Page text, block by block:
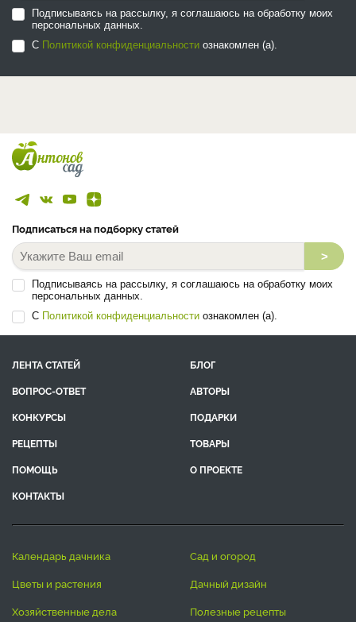
Подписываясь на рассылку, я соглашаюсь на обработку моих
персональных данных.
С Политикой конфиденциальности ознакомлен (а).
Подписаться на подборку статей
>
Подписываясь на рассылку, я соглашаюсь на обработку моих
персональных данных.
С Политикой конфиденциальности ознакомлен (а).
ЛЕНТА СТАТЕЙ
БЛОГ
ВОПРОС-ОТВЕТ
АВТОРЫ
КОНКУРСЫ
ПОДАРКИ
РЕЦЕПТЫ
ТОВАРЫ
ПОМОЩЬ
О ПРОЕКТЕ
КОНТАКТЫ
календарь дачника
сад и огород
цветы и растения
дачный дизайн
хозяйственные дела
полезные рецепты